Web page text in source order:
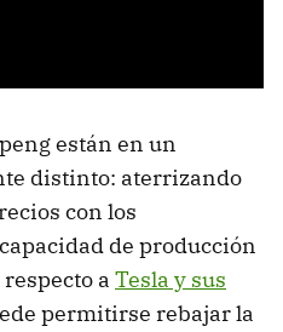
están en un
distinto: aterrizando
con los
de producción
a Tesla y sus
permitirse rebajar la